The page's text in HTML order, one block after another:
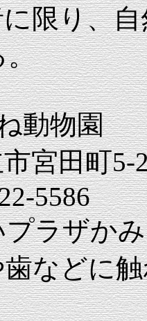
限り、自
。
動物園
宮田町5-
5586
ラザかみ
などに